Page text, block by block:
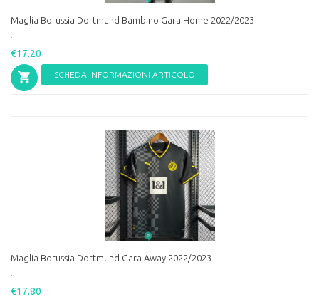
Maglia Borussia Dortmund Bambino Gara Home 2022/2023
€17.20
SCHEDA INFORMAZIONI ARTICOLO
Maglia Borussia Dortmund Gara Away 2022/2023
€17.80